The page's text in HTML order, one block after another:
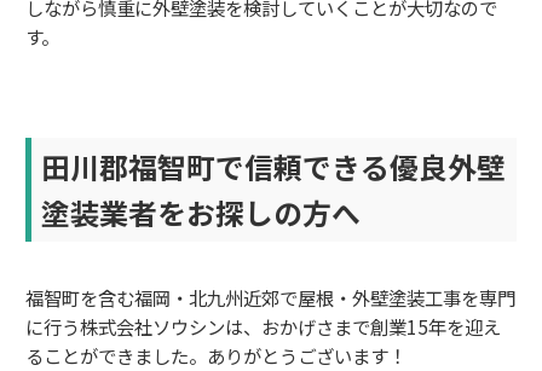
しながら慎重に外壁塗装を検討していくことが大切なので
す。
田川郡福智町で信頼できる優良外壁
塗装業者をお探しの方へ
福智町を含む福岡・北九州近郊で屋根・外壁塗装工事を専門
に行う株式会社ソウシンは、おかげさまで創業15年を迎え
ることができました。ありがとうございます！